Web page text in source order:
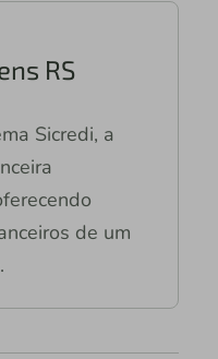
RS
Sicredi, a
de um